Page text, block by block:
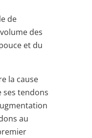
de
des
et du
la cause
ses tendons
au